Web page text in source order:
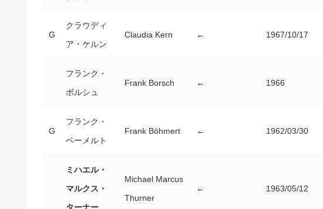
G
クラウディ
ア・ケルン
Claudia Kern ← 1967/10/17
フランク・
ボルシュ
Frank Borsch ← 1966
G
フランク・
ベーメルト
Frank Böhmert ← 1962/03/30
ミハエル・
マルクス・
ターナー
Michael Marcus
Thurner
← 1963/05/12